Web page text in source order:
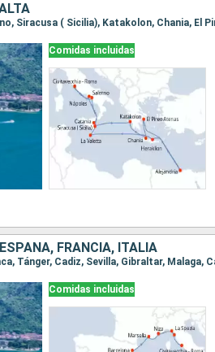
Comidas incluidas
FRANCIA, ITALIA
Comidas incluidas